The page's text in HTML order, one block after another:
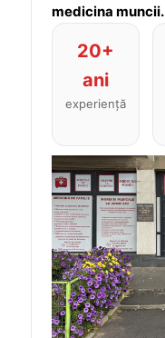
medicina muncii.
20+
ani
experiență